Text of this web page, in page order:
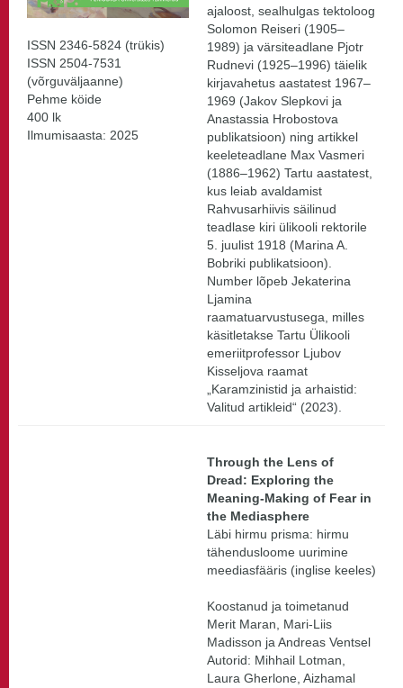
ISSN 2346-5824 (trükis)
ISSN 2504-7531
(võrguväljaanne)
Pehme köide
400 lk
Ilmumisaasta: 2025
ajaloost, sealhulgas tektoloog
Solomon Reiseri (1905–
1989) ja värsiteadlane Pjotr
Rudnevi (1925–1996) täielik
kirjavahetus aastatest 1967–
1969 (Jakov Slepkovi ja
Anastassia Hrobostova
publikatsioon) ning artikkel
keeleteadlane Max Vasmeri
(1886–1962) Tartu aastatest,
kus leiab avaldamist
Rahvusarhiivis säilinud
teadlase kiri ülikooli rektorile
5. juulist 1918 (Marina A.
Bobriki publikatsioon).
Number lõpeb Jekaterina
Ljamina
raamatuarvustusega, milles
käsitletakse Tartu Ülikooli
emeriitprofessor Ljubov
Kisseljova raamat
„Karamzinistid ja arhaistid:
Valitud artikleid“ (2023).
Through the Lens of
Dread: Exploring the
Meaning-Making of Fear in
the Mediasphere
Läbi hirmu prisma: hirmu
tähendusloome uurimine
meediasfääris (inglise keeles)
Koostanud ja toimetanud
Merit Maran, Mari-Liis
Madisson ja Andreas Ventsel
Autorid: Mihhail Lotman,
Laura Gherlone, Aizhamal